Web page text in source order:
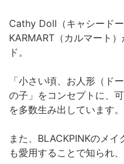
Cathy Doll（キャシード
KARMART（カルマート
ド。
「小さい頃、お人形（ド
の子」をコンセプトに、
を多数生み出しています。
また、BLACKPINKのメ
も愛用することで知られ